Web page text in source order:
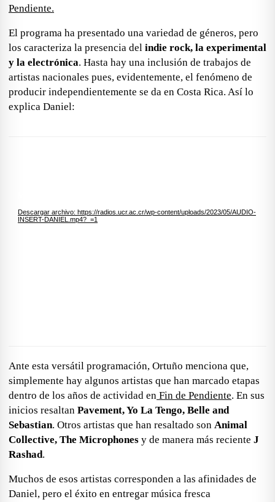
Pendiente.
El programa ha presentado una variedad de géneros, pero
los caracteriza la presencia del indie rock, la experimental
y la electrónica. Hasta hay una inclusión de trabajos de
artistas nacionales pues, evidentemente, el fenómeno de
producir independientemente se da en Costa Rica. Así lo
explica Daniel:
Descargar archivo: https://radios.ucr.ac.cr/wp-content/uploads/2023/05/AUDIO-
INSERT-DANIEL.mp4?_=1
Ante esta versátil programación, Ortuño menciona que,
simplemente hay algunos artistas que han marcado etapas
dentro de los años de actividad en Fin de Pendiente. En sus
inicios resaltan Pavement, Yo La Tengo, Belle and
Sebastian. Otros artistas que han resaltado son Animal
Collective, The Microphones y de manera más reciente J
Rashad.
Muchos de esos artistas corresponden a las afinidades de
Daniel, pero el éxito en entregar música fresca